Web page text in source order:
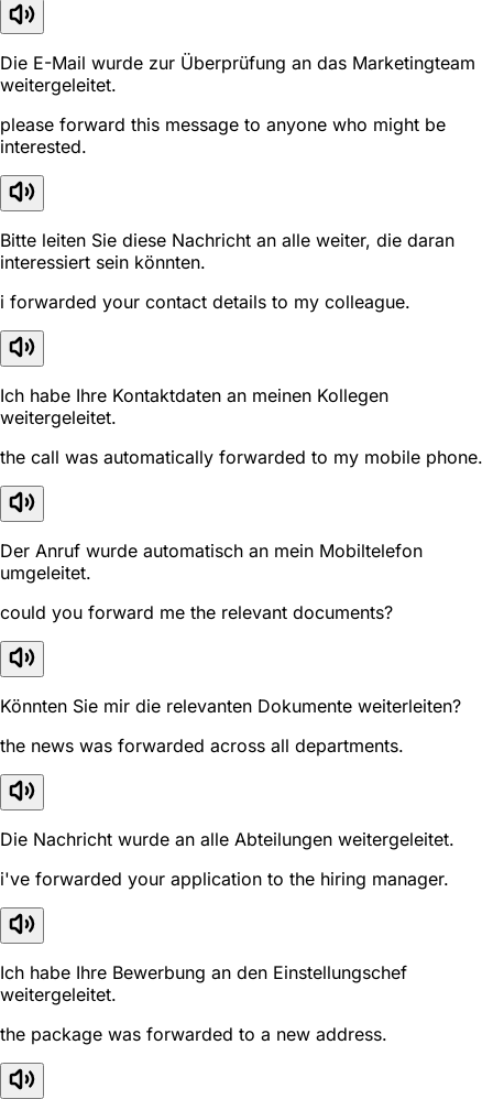
Die E-Mail wurde zur Überprüfung an das Marketingteam
weitergeleitet.
please forward this message to anyone who might be
interested.
Bitte leiten Sie diese Nachricht an alle weiter, die daran
interessiert sein könnten.
i forwarded your contact details to my colleague.
Ich habe Ihre Kontaktdaten an meinen Kollegen
weitergeleitet.
the call was automatically forwarded to my mobile phone.
Der Anruf wurde automatisch an mein Mobiltelefon
umgeleitet.
could you forward me the relevant documents?
Könnten Sie mir die relevanten Dokumente weiterleiten?
the news was forwarded across all departments.
Die Nachricht wurde an alle Abteilungen weitergeleitet.
i've forwarded your application to the hiring manager.
Ich habe Ihre Bewerbung an den Einstellungschef
weitergeleitet.
the package was forwarded to a new address.